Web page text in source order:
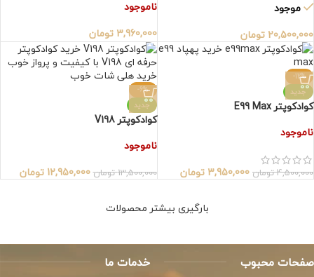
موجود
20,500,000 تومان
ناموجود
3,960,000 تومان
-12%
جدید
کوادکوپتر E99 Max
ناموجود
4,500,000تومان3,950,000 تومان
-6%
جدید
کوادکوپتر V198
ناموجود
13,500,000تومان12,950,000 تومان
بارگیری بیشتر محصولات
صفحات محبوب خدمات ما